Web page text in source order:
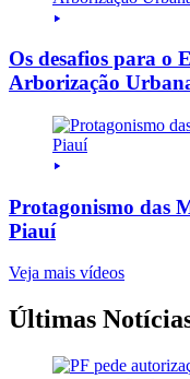
Os desafios para o
Arborização
Protagonismo das
Piauí
Veja mais vídeos
Últimas